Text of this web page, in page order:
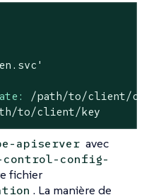
/path/to/client/
to/client/key
apiserver avec
control-config-
fichier
. La manière de